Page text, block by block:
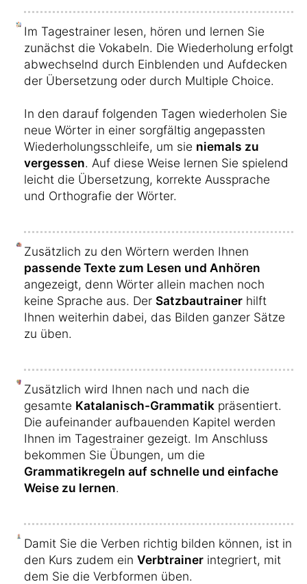
Im Tagestrainer lesen, hören und lernen Sie
zunächst die Vokabeln. Die Wiederholung erfolgt
abwechselnd durch Einblenden und Aufdecken
der Übersetzung oder durch Multiple Choice.
In den darauf folgenden Tagen wiederholen Sie
neue Wörter in einer sorgfältig angepassten
Wiederholungsschleife, um sie niemals zu
vergessen. Auf diese Weise lernen Sie spielend
leicht die Übersetzung, korrekte Aussprache
und Orthografie der Wörter.
Zusätzlich zu den Wörtern werden Ihnen
passende Texte zum Lesen und Anhören
angezeigt, denn Wörter allein machen noch
keine Sprache aus. Der Satzbautrainer hilft
Ihnen weiterhin dabei, das Bilden ganzer Sätze
zu üben.
Zusätzlich wird Ihnen nach und nach die
gesamte Katalanisch-Grammatik präsentiert.
Die aufeinander aufbauenden Kapitel werden
Ihnen im Tagestrainer gezeigt. Im Anschluss
bekommen Sie Übungen, um die
Grammatikregeln auf schnelle und einfache
Weise zu lernen.
Damit Sie die Verben richtig bilden können, ist in
den Kurs zudem ein Verbtrainer integriert, mit
dem Sie die Verbformen üben.